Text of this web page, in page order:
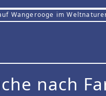
Wangerooge im
nach